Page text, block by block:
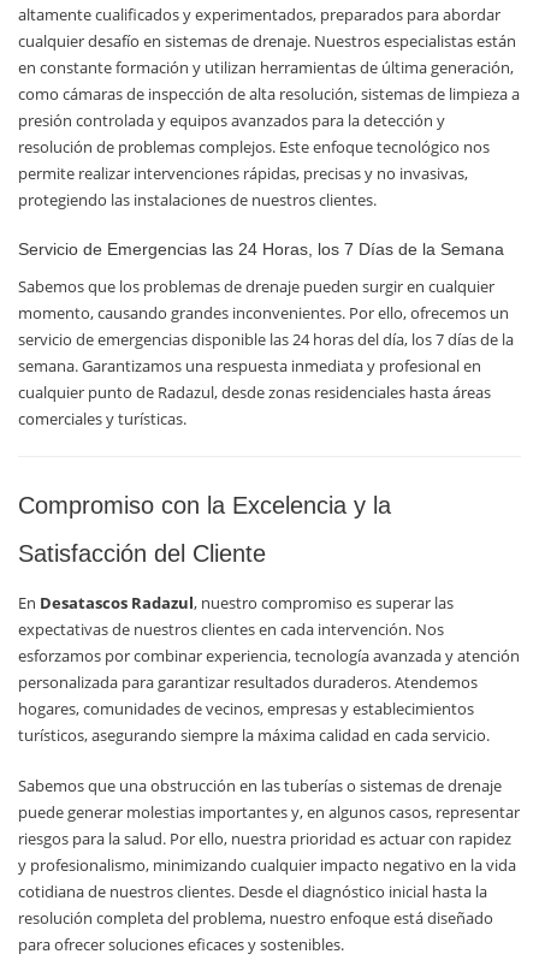
altamente cualificados y experimentados, preparados para abordar
cualquier desafío en sistemas de drenaje. Nuestros especialistas están
en constante formación y utilizan herramientas de última generación,
como cámaras de inspección de alta resolución, sistemas de limpieza a
presión controlada y equipos avanzados para la detección y
resolución de problemas complejos. Este enfoque tecnológico nos
permite realizar intervenciones rápidas, precisas y no invasivas,
protegiendo las instalaciones de nuestros clientes.
Servicio de Emergencias las 24 Horas, los 7 Días de la Semana
Sabemos que los problemas de drenaje pueden surgir en cualquier
momento, causando grandes inconvenientes. Por ello, ofrecemos un
servicio de emergencias disponible las 24 horas del día, los 7 días de la
semana. Garantizamos una respuesta inmediata y profesional en
cualquier punto de Radazul, desde zonas residenciales hasta áreas
comerciales y turísticas.
Compromiso con la Excelencia y la
Satisfacción del Cliente
En Desatascos Radazul, nuestro compromiso es superar las
expectativas de nuestros clientes en cada intervención. Nos
esforzamos por combinar experiencia, tecnología avanzada y atención
personalizada para garantizar resultados duraderos. Atendemos
hogares, comunidades de vecinos, empresas y establecimientos
turísticos, asegurando siempre la máxima calidad en cada servicio.
Sabemos que una obstrucción en las tuberías o sistemas de drenaje
puede generar molestias importantes y, en algunos casos, representar
riesgos para la salud. Por ello, nuestra prioridad es actuar con rapidez
y profesionalismo, minimizando cualquier impacto negativo en la vida
cotidiana de nuestros clientes. Desde el diagnóstico inicial hasta la
resolución completa del problema, nuestro enfoque está diseñado
para ofrecer soluciones eficaces y sostenibles.